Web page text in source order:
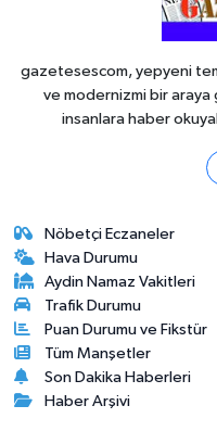
gazetesescom, yepyeni
ve modernizmi bir araya
insanlara haber
Nöbetçi Eczaneler
Hava Durumu
Aydin Namaz Vakitleri
Trafik Durumu
Puan Durumu ve Fikstür
Tüm Manşetler
Son Dakika Haberleri
Haber Arşivi